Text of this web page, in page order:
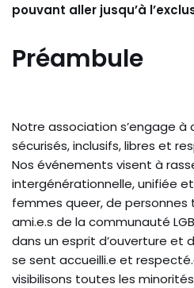
pouvant aller jusqu’à
Préambule
Notre association s’engage à
sécurisés, inclusifs, libres et
Nos événements visent à
intergénérationnelle, unifiée
femmes queer, de personnes
ami.e.s de la communauté
dans un esprit d’ouverture et
se sent accueilli.e et
visibilisons toutes les